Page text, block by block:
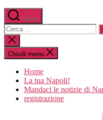
Cerca
Cerca:
Chiudi
la
ricerca
Chiudi menu
Home
La tua Napoli!
Mandaci le notizie di
registrazione